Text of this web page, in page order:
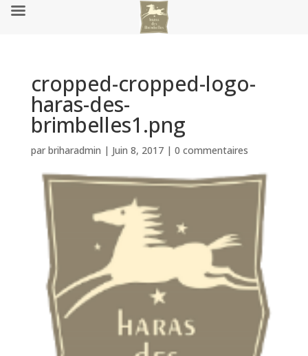
cropped-cropped-logo-
haras-des-
brimbelles1.png
par briharadmin | Juin 8, 2017| 0 commentaires